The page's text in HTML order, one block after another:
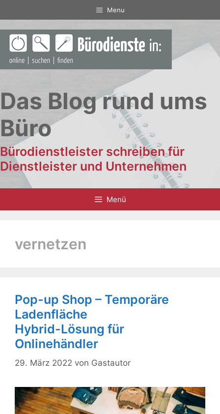
Inhalt
springen
Menu
Das Blog rund ums
Büro
Bürodienstleister schreiben für
Dienstleister und Unternehmen
Menü
vernetzen
Pop-up Shop – Temporäre
Ladenfläche
Hybrid-Lösung für
Onlinehändler
29. März 2022 von Gastautor